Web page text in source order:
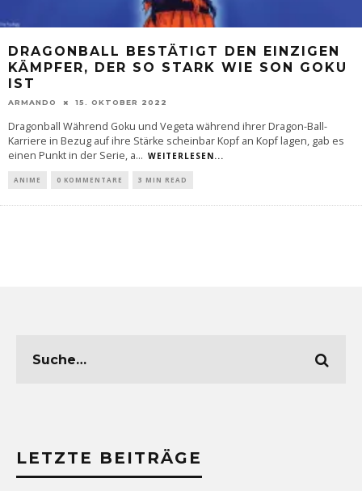
DRAGONBALL BESTÄTIGT DEN EINZIGEN
KÄMPFER, DER SO STARK WIE SON GOKU
IST
ARMANDO 15. OKTOBER 2022
Dragonball Während Goku und Vegeta während ihrer Dragon-Ball-
Karriere in Bezug auf ihre Stärke scheinbar Kopf an Kopf lagen, gab es
einen Punkt in der Serie, a... WEITERLESEN...
ANIME 0 KOMMENTARE 3 MIN READ
LETZTE BEITRÄGE